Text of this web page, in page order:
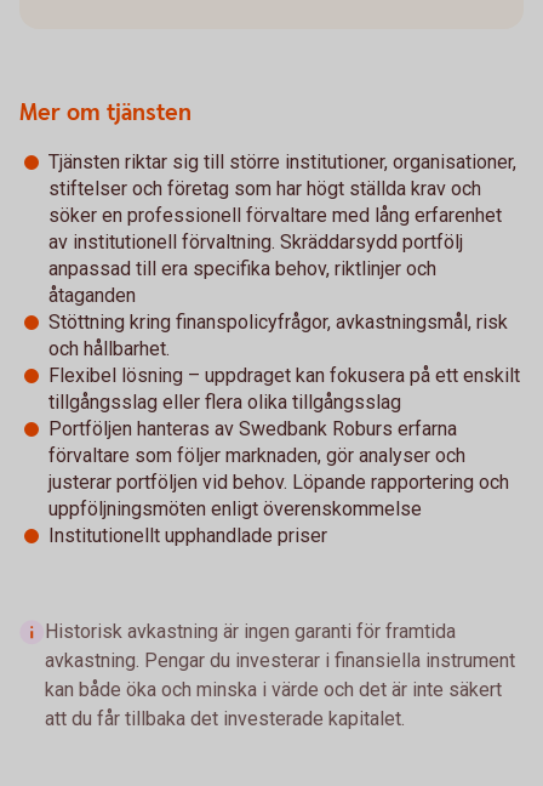
Mer om tjänsten
Tjänsten riktar sig till större institutioner, organisationer,
stiftelser och företag som har högt ställda krav och
söker en professionell förvaltare med lång erfarenhet
av institutionell förvaltning. Skräddarsydd portfölj
anpassad till era specifika behov, riktlinjer och
åtaganden
Stöttning kring finanspolicyfrågor, avkastningsmål, risk
och hållbarhet.
Flexibel lösning – uppdraget kan fokusera på ett enskilt
tillgångsslag eller flera olika tillgångsslag
Portföljen hanteras av Swedbank Roburs erfarna
förvaltare som följer marknaden, gör analyser och
justerar portföljen vid behov. Löpande rapportering och
uppföljningsmöten enligt överenskommelse
Institutionellt upphandlade priser
Historisk avkastning är ingen garanti för framtida
avkastning. Pengar du investerar i finansiella instrument
kan både öka och minska i värde och det är inte säkert
att du får tillbaka det investerade kapitalet.